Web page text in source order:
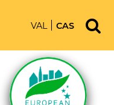
VAL CAS